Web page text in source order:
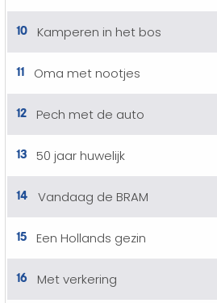
10 Kamperen in het bos
11 Oma met nootjes
12 Pech met de auto
13 50 jaar huwelijk
14 Vandaag de BRAM
15 Een Hollands gezin
16 Met verkering